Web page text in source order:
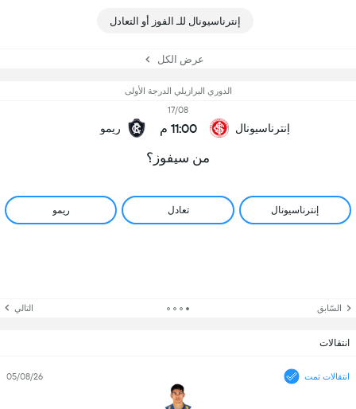
إنترناسيونال للـ الفوز أو التعادل
عرض الكل
الدوري البرازيلي الدرجة الأولى
إنترناسيونال
17/08
11:00 م ريمو
من سيفوز؟
إنترناسيونال تعادل ريمو
السّابق التالي
انتقالات
انتقالات تمت 05/08/26